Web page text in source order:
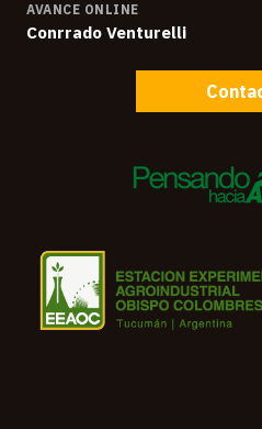
AVANCE ONLINE
Conrrado Venturelli